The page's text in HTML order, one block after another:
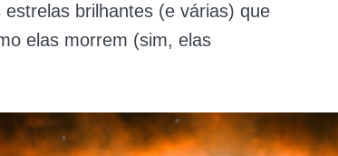
brilhantes (e várias) que
elas morrem (sim, elas